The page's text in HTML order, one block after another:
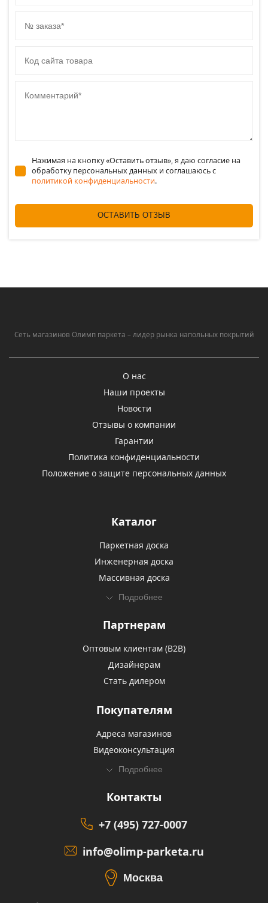
Нажимая на кнопку «Оставить отзыв», я даю согласие на
обработку персональных данных и соглашаюсь c
политикой конфиденциальности.
ОСТАВИТЬ ОТЗЫВ
Сеть магазинов Олимп паркета – лидер рынка напольных покрытий
О нас
Наши проекты
Новости
Отзывы о компании
Гарантии
Политика конфиденциальности
Положение о защите персональных данных
Каталог
Паркетная доска
Инженерная доска
Массивная доска
Подробнее
Партнерам
Оптовым клиентам (В2В)
Дизайнерам
Стать дилером
Покупателям
Адреса магазинов
Видеоконсультация
Подробнее
Контакты
+7 (495) 727-0007
info@olimp-parketa.ru
Москва